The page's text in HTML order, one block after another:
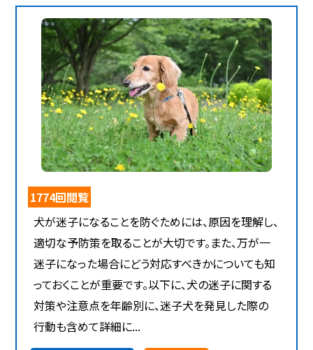
1774回閲覧
犬が迷子になることを防ぐためには、原因を理解し、
適切な予防策を取ることが大切です。また、万が一
迷子になった場合にどう対応すべきかについても知
っておくことが重要です。以下に、犬の迷子に関する
対策や注意点を年齢別に、迷子犬を発見した際の
行動も含めて詳細に...